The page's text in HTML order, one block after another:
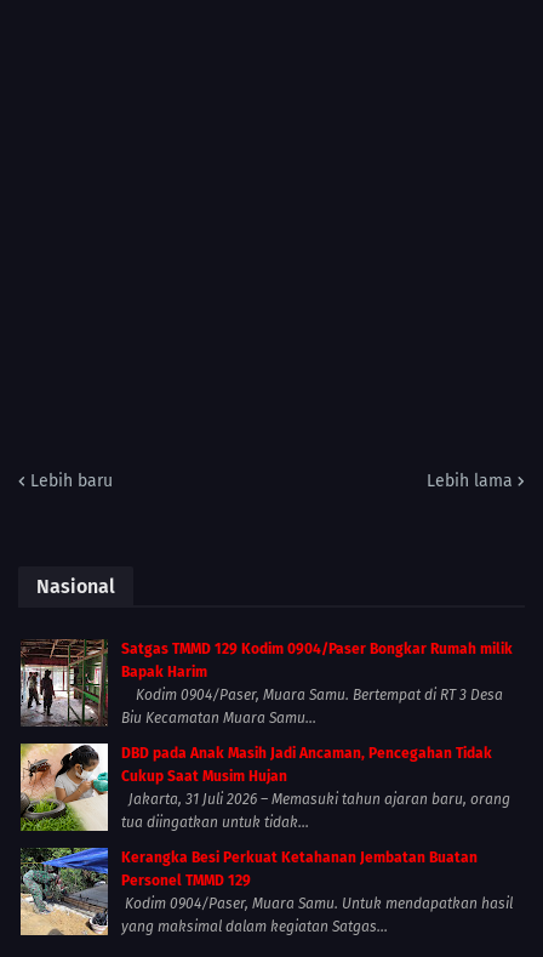
Lebih baru Lebih lama
Nasional
Satgas TMMD 129 Kodim 0904/Paser Bongkar Rumah milik
Bapak Harim
Kodim 0904/Paser, Muara Samu. Bertempat di RT 3 Desa
Biu Kecamatan Muara Samu...
DBD pada Anak Masih Jadi Ancaman, Pencegahan Tidak
Cukup Saat Musim Hujan
Jakarta, 31 Juli 2026 – Memasuki tahun ajaran baru, orang
tua diingatkan untuk tidak...
Kerangka Besi Perkuat Ketahanan Jembatan Buatan
Personel TMMD 129
Kodim 0904/Paser, Muara Samu. Untuk mendapatkan hasil
yang maksimal dalam kegiatan Satgas...